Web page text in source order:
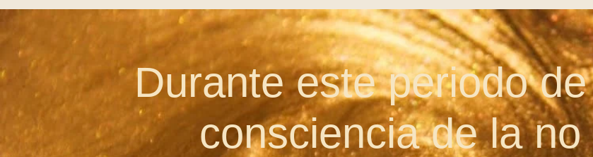
Durante este periodo
consciencia de la